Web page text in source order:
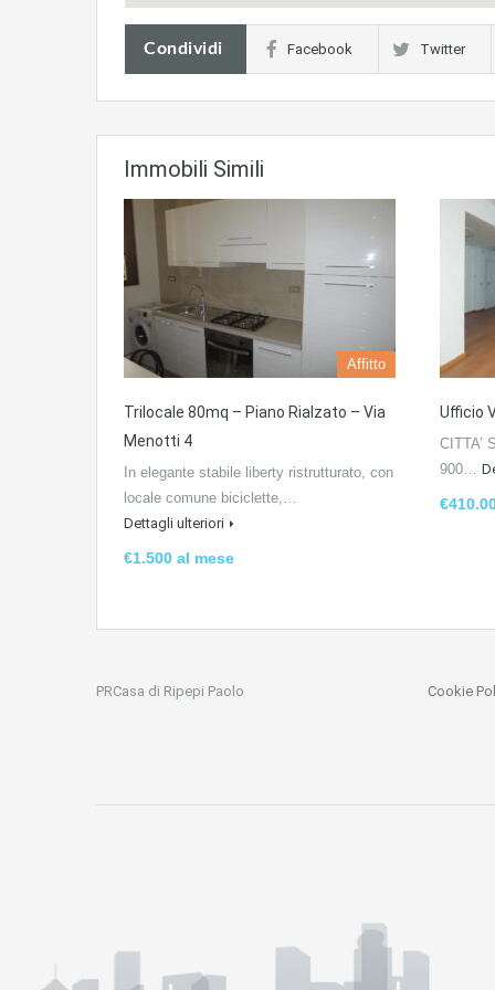
Condividi Facebook Twitter
Immobili Simili
Affitto
Trilocale 80mq – Piano Rialzato – Via
Menotti 4
In elegante stabile liberty ristrutturato, con
locale comune biciclette,…
Dettagli ulteriori
€1.500 al mese
Ufficio
CITTA’
900…
PRCasa di Ripepi Paolo Cookie